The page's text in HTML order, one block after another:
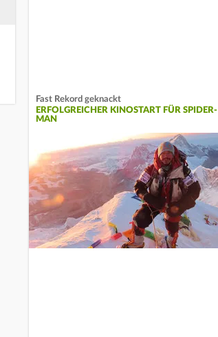
Fast Rekord geknackt
ERFOLGREICHER KINOSTART FÜR SPIDER-
MAN